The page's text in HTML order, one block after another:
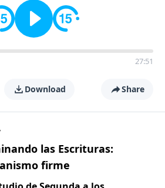
27:51
Download Share
las Escrituras:
firme